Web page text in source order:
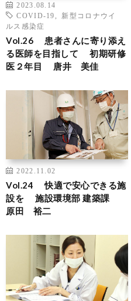
2023.08.14
COVID-19
新型コロナウイ
ルス感染症
Vol.26 患者さんに寄り添え
る医師を目指して 初期研修
医２年目 唐井 美佳
2022.11.02
Vol.24 快適で安心できる施
設を 施設環境部 建築課
原田 裕二